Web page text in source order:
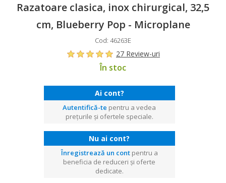
Razatoare clasica, inox chirurgical, 32,5
cm, Blueberry Pop - Microplane
Cod: 46263E
27 Review-uri
În stoc
Ai cont?
Autentifică-te pentru a vedea
prețurile și ofertele speciale.
Nu ai cont?
Înregistrează un contpentru a
beneficia de reduceri și oferte
dedicate.